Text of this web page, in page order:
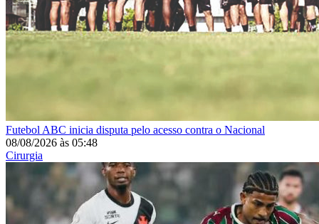
Futebol ABC inicia disputa pelo acesso contra o Nacional
08/08/2026 às 05:48
Cirurgia